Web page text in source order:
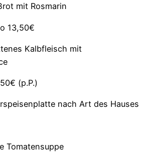
mit Rosmarin
13,50€
Kalbfleisch mit
(p.P.)
nach Art des Hauses
Tomatensuppe